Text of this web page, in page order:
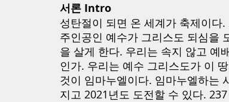
서론 Intro
성탄절이 되면 온 세계가 축제이다
주인공인 예수가 그리스도 되심을
을 살게 한다. 우리는 속지 않고 예
인가. 우리는 예수 그리스도가 이
것이 임마누엘이다. 임마누엘하는
지고 2021년도 도전할 수 있다.